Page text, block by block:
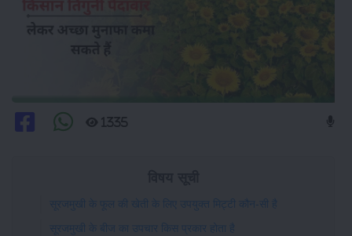
1335
सूरजमुखी के फूल की खेती के लिए उपयुक्त मिट्टी कौन-सी है
सूरजमुखी के बीज का उपचार किस प्रकार होता है